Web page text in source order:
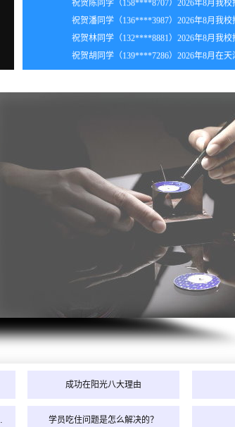
2026年8月_天津_苏同学（189****1725）报:
2026年8月_北京_韩同学（133****2357）报:
2026年8月黑龙江张同学（132****4787）报:
2026年8月_山东_朱同学（135****5525）报:
2026年8月_天津_韩同学（181****7171）报:
2026年8月_河北_江同学（131****7446）报:
2026年8月_广西_吴同学（133****8708）报:
祝贺潘同学（136****3987）2026年8月我校
祝贺林同学（132****8881）2026年8月我校
祝贺胡同学（139****7286）2026年8月在天
成功在阳光八大理由
学员吃住问题是怎么解决的？